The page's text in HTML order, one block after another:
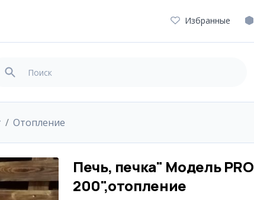
Избранные
Отопление
Печь, печка" Модель PRO
200",отопление